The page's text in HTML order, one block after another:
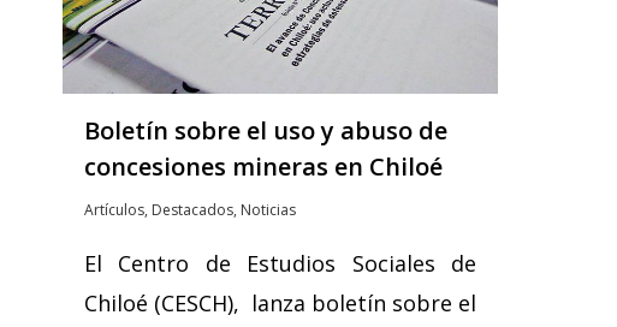
Boletín sobre el uso y abuso de
concesiones mineras en Chiloé
Artículos, Destacados, Noticias
El Centro de Estudios Sociales de
Chiloé (CESCH), lanza boletín sobre el